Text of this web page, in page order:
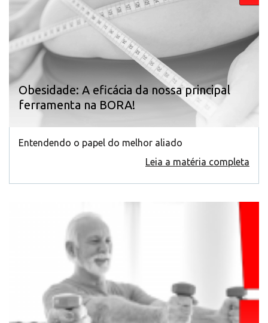
Obesidade: A eficácia da nossa principal
ferramenta na BORA!
Entendendo o papel do melhor aliado
Leia a matéria completa